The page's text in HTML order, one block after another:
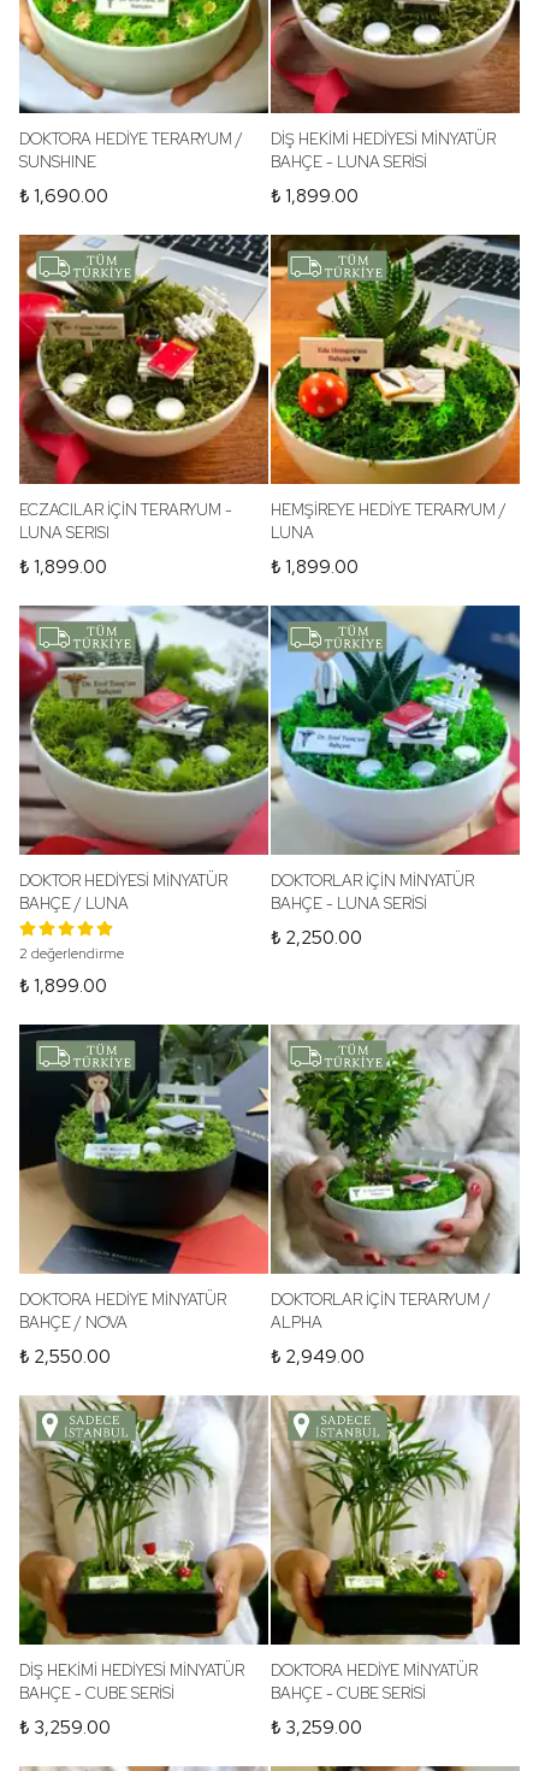
DOKTORA HEDİYE TERARYUM /
SUNSHINE
₺ 1,690.00
DİŞ HEKİMİ HEDİYESİ MİNYATÜR
BAHÇE - LUNA SERİSİ
₺ 1,899.00
ECZACILAR İÇİN TERARYUM -
LUNA SERISI
₺ 1,899.00
HEMŞİREYE HEDİYE TERARYUM /
LUNA
₺ 1,899.00
DOKTOR HEDİYESİ MİNYATÜR
BAHÇE / LUNA
2 değerlendirme
₺ 1,899.00
DOKTORLAR İÇİN MİNYATÜR
BAHÇE - LUNA SERİSİ
₺ 2,250.00
DOKTORA HEDİYE MİNYATÜR
BAHÇE / NOVA
₺ 2,550.00
DOKTORLAR İÇİN TERARYUM /
ALPHA
₺ 2,949.00
DİŞ HEKİMİ HEDİYESİ MİNYATÜR
BAHÇE - CUBE SERİSİ
₺ 3,259.00
DOKTORA HEDİYE MİNYATÜR
BAHÇE - CUBE SERİSİ
₺ 3,259.00